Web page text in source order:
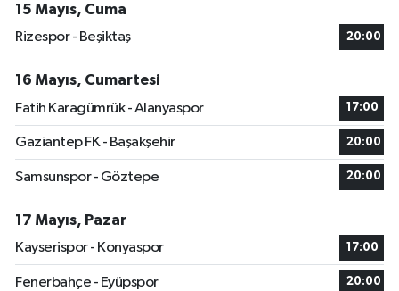
15 Mayıs, Cuma
Rizespor - Beşiktaş
20:00
16 Mayıs, Cumartesi
Fatih Karagümrük - Alanyaspor
17:00
Gaziantep FK - Başakşehir 20:00
Samsunspor - Göztepe 20:00
17 Mayıs, Pazar
Kayserispor - Konyaspor
17:00
Fenerbahçe - Eyüpspor 20:00